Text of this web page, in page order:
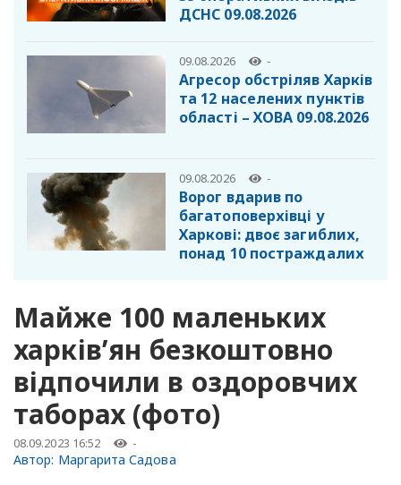
ДСНС 09.08.2026
09.08.2026 -
Агресор обстріляв Харків
та 12 населених пунктів
області – ХОВА 09.08.2026
09.08.2026 -
Ворог вдарив по
багатоповерхівці у
Харкові: двоє загиблих,
понад 10 постраждалих
Майже 100 маленьких
харків’ян безкоштовно
відпочили в оздоровчих
таборах (фото)
08.09.2023 16:52 -
Автор: Маргарита Садова